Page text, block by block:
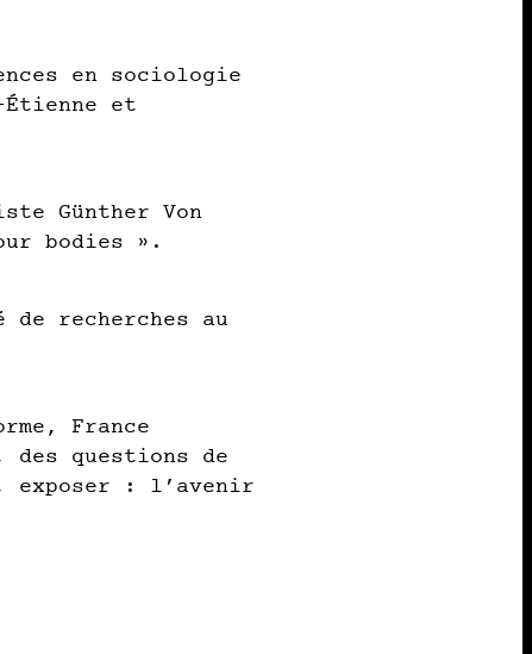
en sociologie
et
Günther Von
bodies ».
recherches au
France
des questions de
exposer : l’avenir